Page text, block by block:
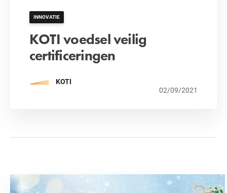
INNOVATIE
KOTI voedsel veilig
certificeringen
KOTI
02/09/2021